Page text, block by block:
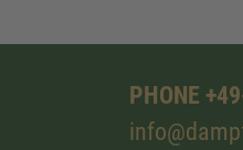
PHONE